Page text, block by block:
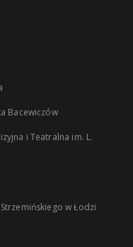
Bacewiczów
i Teatralna im. L.
w Łodzi